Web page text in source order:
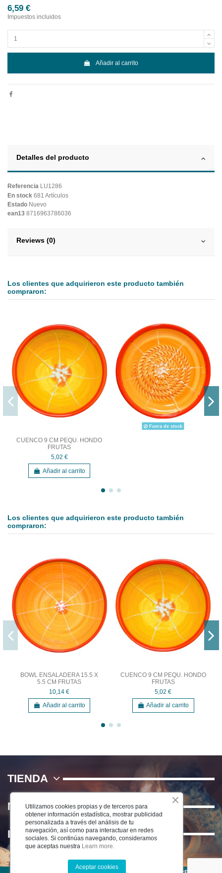
6,59 €
Impuestos incluidos
Añadir al carrito
Detalles del producto
Referencia LU1286
En stock 681 Artículos
Estado Nuevo
ean13 8716963786036
Reviews (0)
Los clientes que adquirieron este producto también
compraron:
CUENCO 9 CM PEQU. HONDO
FRUTAS
5,02 €
Añadir al carrito
Fuera de stock
Los clientes que adquirieron este producto también
compraron:
BOWL ENSALADERA 15.5 X
5.5 CM FRUTAS
10,14 €
Añadir al carrito
CUENCO 9 CM PEQU. HONDO
FRUTAS
5,02 €
Añadir al carrito
TIENDA
NOSOTROS
INFORMACIÓN
Utilizamos cookies propias y de terceros para
obtener información estadística, mostrar publicidad
personalizada a través del análisis de tu
navegación, así como para interactuar en redes
sociales. Si continúas navegando, consideramos
que aceptas nuestra Learn more.
Aceptar cookies